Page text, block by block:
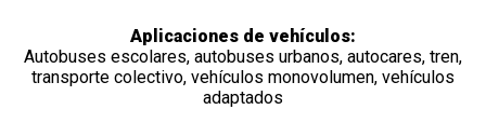
Aplicaciones de vehículos:
Autobuses escolares, autobuses urbanos, autocares, tren,
transporte colectivo, vehículos monovolumen, vehículos
adaptados